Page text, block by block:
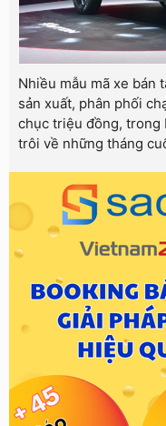
Nhiều mẫu mã xe bán
sản xuất, phân phối
chục triệu đồng, trong
trôi về những tháng